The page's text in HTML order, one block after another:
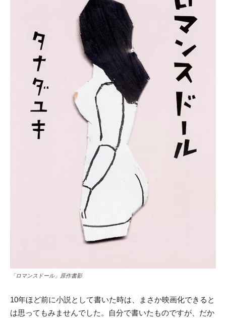
「ロマンスドール」原作書影
10年ほど前に小説として書いた時は、まさか映画化できると
は思ってもみませんでした。自分で書いたものですが、だか